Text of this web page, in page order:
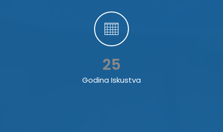
25
Godina Iskustva